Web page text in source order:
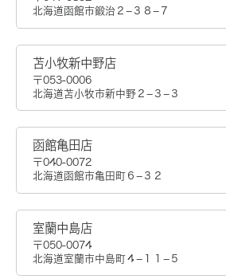
北海道函館市鍛治２−３８−７
苫小牧新中野店
〒053-0006
北海道苫小牧市新中野２−３−３
函館亀田店
〒040-0072
北海道函館市亀田町６−３２
室蘭中島店
〒050-0074
北海道室蘭市中島町４−１１−５